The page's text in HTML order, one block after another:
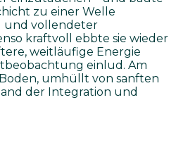
zu einer Welle
und vollendeter
kraftvoll ebbte sie wieder
weitläufige Energie
einlud. Am
umhüllt von sanften
der Integration und